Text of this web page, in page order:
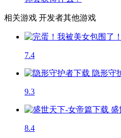
相关游戏 开发者其他游戏
7.4
隐形守
9.3
盛
8.4